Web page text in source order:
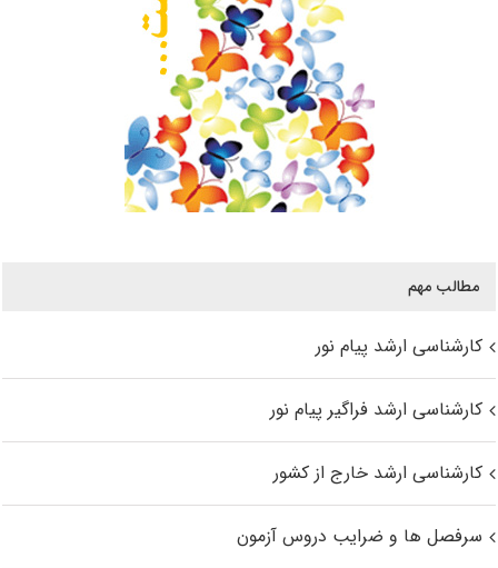
مطالب مهم
کارشناسی ارشد پیام نور
کارشناسی ارشد فراگیر پیام نور
کارشناسی ارشد خارج از کشور
سرفصل ها و ضرایب دروس آزمون